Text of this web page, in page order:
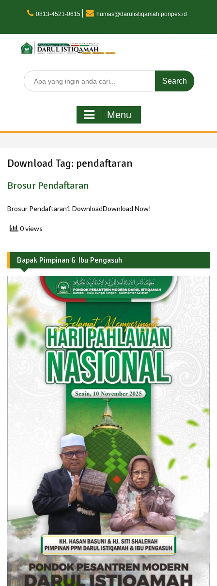
0813-4521-0615 humas@darulistiqamah.ponpes.id
Search
for:
Menu
Download Tag: pendaftaran
Brosur Pendaftaran
Brosur Pendaftaran1 DownloadDownload Now!
0 views
Bapak Pimpinan & Ibu Pengasuh